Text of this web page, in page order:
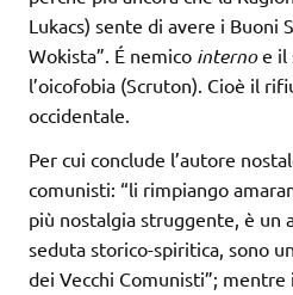
Lukacs) sente di avere i Buoni
Wokista”. É nemico internoe il
l’oicofobia (Scruton). Cioè il
occidentale.
Per cui conclude l’autore
comunisti: “li rimpiango
più nostalgia struggente, è un
seduta storico-spiritica, sono
dei Vecchi Comunisti”; mentre